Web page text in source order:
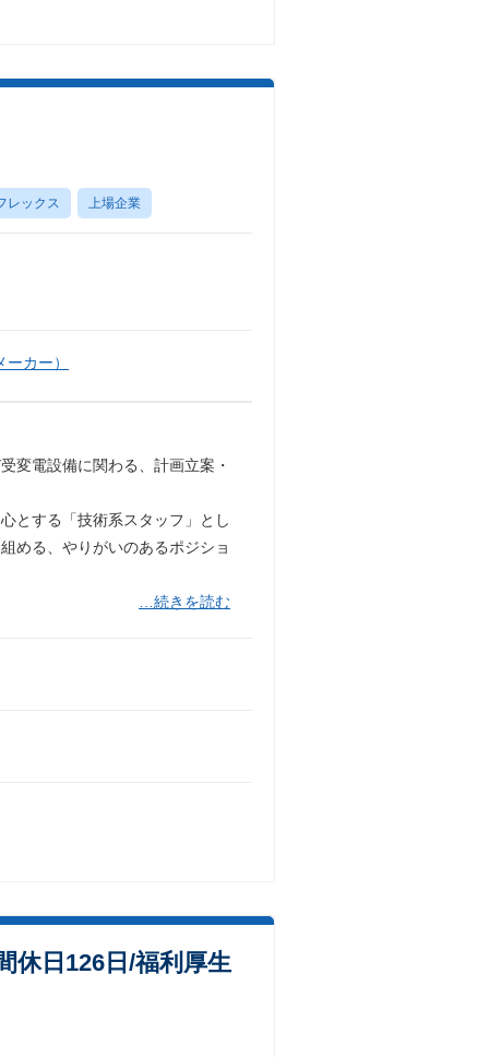
レックス 上場企業
カー）
変電設備に関わる、計画立案・
とする「技術系スタッフ」とし
める、やりがいのあるポジショ
…続きを読む
休日126日/福利厚生